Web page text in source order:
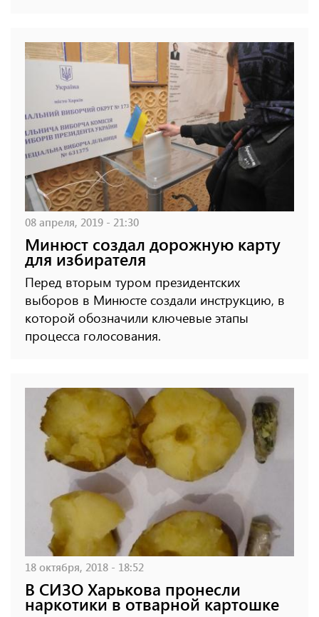
08 апреля, 2019 - 21:30
Минюст создал дорожную карту
для избирателя
Перед вторым туром президентских
выборов в Минюсте создали инструкцию, в
которой обозначили ключевые этапы
процесса голосования.
18 октября, 2018 - 18:52
В СИЗО Харькова пронесли
наркотики в отварной картошке